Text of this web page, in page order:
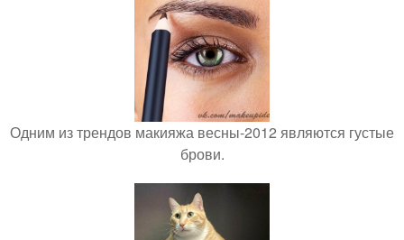
Одним из трендов макияжа весны-2012 являются густые
брови.